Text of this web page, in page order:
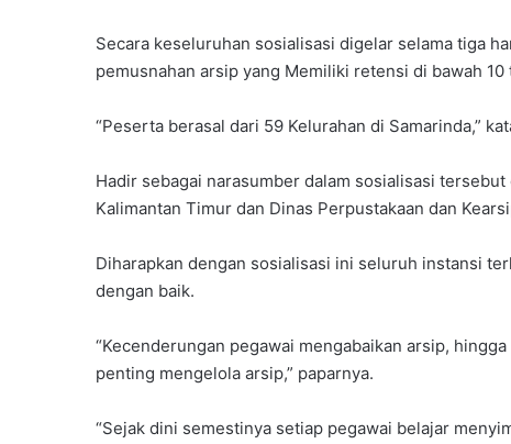
Secara keseluruhan sosialisasi digelar selama tiga
pemusnahan arsip yang Memiliki retensi di bawah 10
“Peserta berasal dari 59 Kelurahan di Samarinda,”
Hadir sebagai narasumber dalam sosialisasi
Kalimantan Timur dan Dinas Perpustakaan dan
Diharapkan dengan sosialisasi ini seluruh instansi
dengan baik.
“Kecenderungan pegawai mengabaikan arsip,
penting mengelola arsip,” paparnya.
“Sejak dini semestinya setiap pegawai belajar